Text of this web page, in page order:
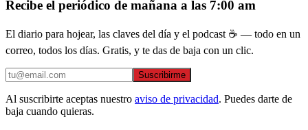
Recibe el periódico de mañana a las 7:00 am
El diario para hojear, las claves del día y el podcast ☕ — todo en un
correo, todos los días. Gratis, y te das de baja con un clic.
Suscribirme
Al suscribirte aceptas nuestro aviso de privacidad. Puedes darte de
baja cuando quieras.